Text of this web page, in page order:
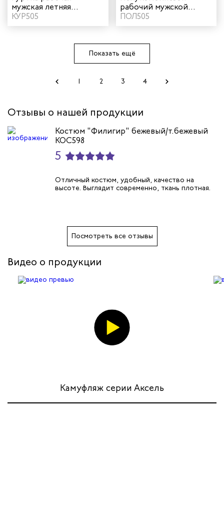
мужская летняя
"Мегаполис" цвет
василек/темно-синий
КУР505
рабочий мужской
летний "Мегаполис"
цвет василек/темно-
ПОЛ505
Показать ещё
1 2 3 4
Отзывы о нашей продукции
Костюм "Филигир" бежевый/т.бежевый
КОС598
5
Отличный костюм, удобный, качество на
высоте. Выглядит современно, ткань плотная.
Посмотреть все отзывы
Видео о продукции
Камуфляж серии Аксель